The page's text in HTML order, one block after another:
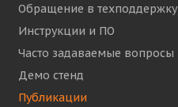
Обращение в техподдержку
Инструкции и ПО
Часто задаваемые вопросы
Демо стенд
Публикации